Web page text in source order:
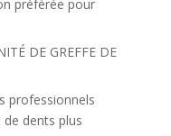
préférée pour
DE GREFFE DE
professionnels
dents plus